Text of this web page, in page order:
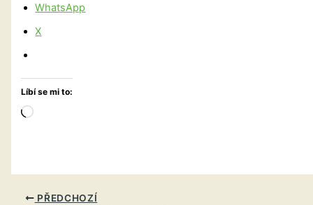
WhatsApp
X
Líbí se mi to:
Načítání…
PŘEDCHOZÍ